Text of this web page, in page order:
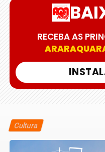
RECEBA AS
Cultura